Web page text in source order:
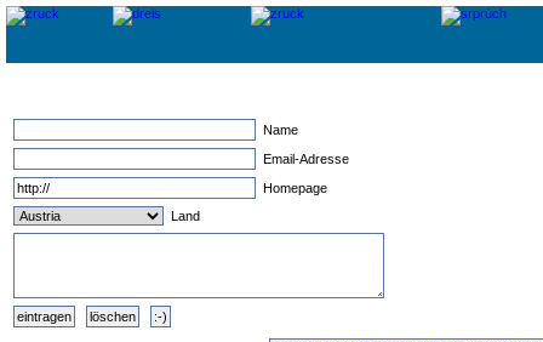
Name
Email-Adresse
Homepage
Land